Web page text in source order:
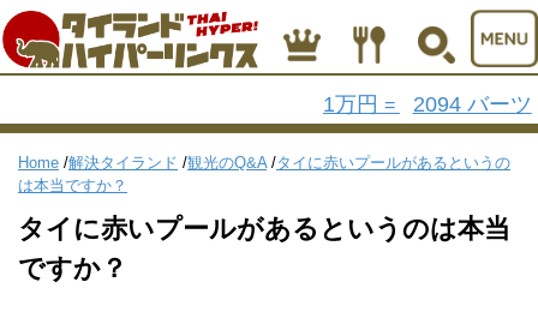
1万円 = 2094 バーツ
Home /解決タイランド /観光のQ&A/タイに赤いプールがあるというの
は本当ですか？
タイに赤いプールがあるというのは本当
ですか？